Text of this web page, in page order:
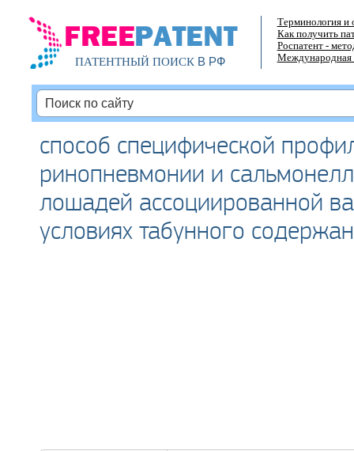
ПАТЕНТНЫЙ ПОИСКВ РФ
Терминология и
Как получить
Роспатент -
Международная
способ специфической
ринопневмонии и
лошадей ассоциированной
условиях табунного